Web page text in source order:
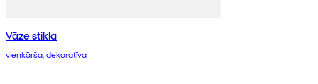
Vāze stikla
vienkārša, dekoratīva